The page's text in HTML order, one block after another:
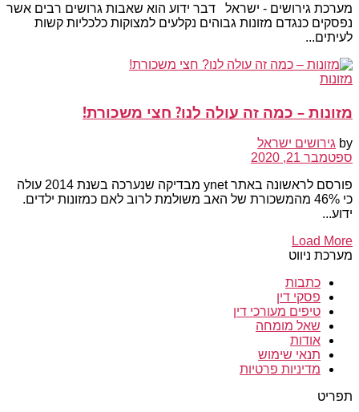
מערכת גירושים - ישראל דבר ידוע הוא שאבות גרושים רבים אשר
נפסקים כנגדם מזונות גבוהים נקלעים למצוקות כלכליות קשות
לעיתים...
מזונות
מזונות – כמה זה עולה לנו? חצי משכורת!
by גירושים ישראל
ספטמבר 21, 2020
פורסם לראשונה באתר ynet מבדיקה שנערכה בשנת 2014 עולה
כי 46% מהמשכורת של האב משולמת לרוב לאם כמזונות ילדים.
ידוע...
Load More
מערכת ניווט
כתבות
פסקי דין
טיפים מעורכי דין
שאל מומחה
אודות
תנאי שימוש
מדיניות פרטיות
תפריט